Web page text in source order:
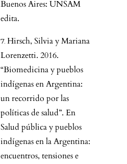
Buenos Aires: UNSAM
edita.
Hirsch, Silvia y Mariana
Lorenzetti. 2016.
“Biomedicina y pueblos
indígenas en Argentina:
un recorrido por las
políticas de salud”. En
Salud pública y pueblos
indígenas en la Argentina:
encuentros, tensiones e